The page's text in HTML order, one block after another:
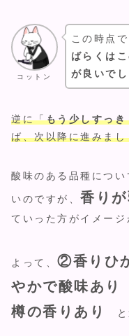
コットン
この時点
ばらくは
が良いでし
逆に「もう少しすっ
ば、次以降に進みまし
酸味のある品種につ
いのですが、香り
ていった方がイメージ
よって、②香り
やかで酸味あ
樽の香りあり
と